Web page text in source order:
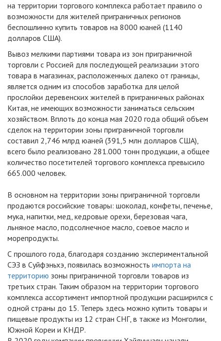
на территории торгового комплекса работает правило о
возможности для жителей приграничных регионов
беспошлинно купить товаров на 8000 юаней (1140
долларов США).
Вывоз мелкими партиями товара из зон приграничной
торговли с Россией для последующей реализации этого
товара в магазинах, расположенных далеко от границы,
является одним из способов заработка для целой
прослойки деревенских жителей в приграничных районах
Китая, не имеющих возможности заниматься сельским
хозяйством. Вплоть до конца мая 2020 года общий объем
сделок на территории зоны приграничной торговли
составил 2,746 млрд юаней (391,5 млн долларов США),
всего было реализовано 281.000 тонн продукции, а общее
количество посетителей торгового комплекса превысило
665.000 человек.
В основном на территории зоны приграничной торговли
продаются российские товары: шоколад, конфеты, печенье,
мука, напитки, мед, кедровые орехи, березовая чага,
льняное масло, подсолнечное масло, соевое масло и
морепродукты.
С прошлого года, благодаря созданию экспериментальной
СЭЗ в Суйфэньхэ, появилась возможность импорта на
территорию зоны приграничной торговли товаров из
третьих стран. Таким образом на территории торгового
комплекса ассортимент импортной продукции расширился с
одной страны до 15. Теперь здесь можно купить товары и
пищевые продукты из 12 стран СНГ, в также из Монголии,
Южной Кореи и КНДР.